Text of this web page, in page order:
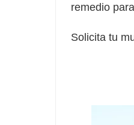
remedio
Solicita tu